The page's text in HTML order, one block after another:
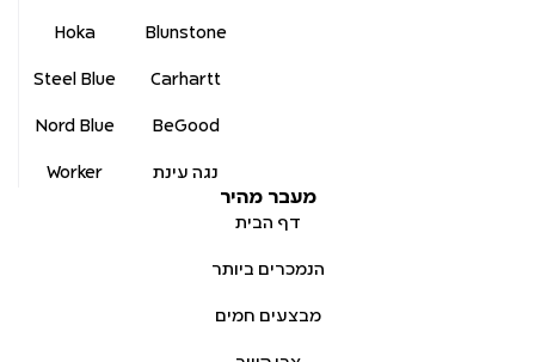
מעבר מהיר
דף הבית
הנמכרים ביותר
מבצעים חמים
Blunstone
Carhartt
BeGood
נגה עינת
Hoka
Steel Blue
Nord Blue
Worker